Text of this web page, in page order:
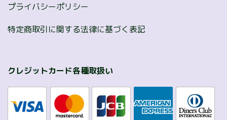
プライバシーポリシー
特定商取引に関する法律に基づく表記
クレジットカード各種取扱い